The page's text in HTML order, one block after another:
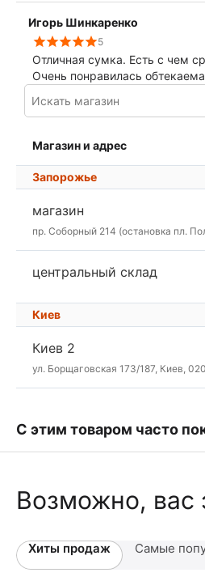
Игорь Шинкаренко
5
Отличная сумка. Есть с чем
Очень понравилась
Магазин и адрес
Запорожье
магазин
пр. Соборный 214 (остановка пл.
центральный склад
Киев
Киев 2
ул. Борщаговская 173/187, Киев,
С этим товаром часто
Возможно, вас
Хиты продаж Самые